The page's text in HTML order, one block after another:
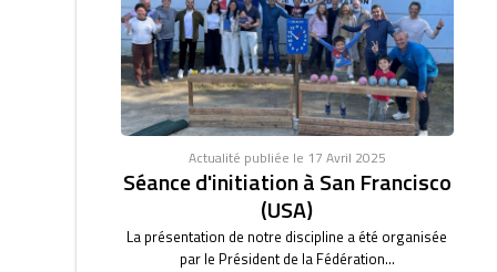
Actualité publiée le 17 Avril 2025
Séance d'initiation à San Francisco
(USA)
La présentation de notre discipline a été organisée
par le Président de la Fédération...